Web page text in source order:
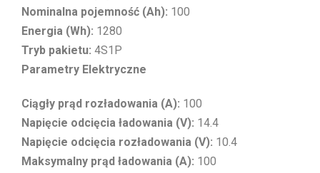
Nominalna pojemność (Ah): 100
Energia (Wh): 1280
Tryb pakietu: 4S1P
Parametry Elektryczne
Ciągły prąd rozładowania (A): 100
Napięcie odcięcia ładowania (V): 14.4
Napięcie odcięcia rozładowania (V): 10.4
Maksymalny prąd ładowania (A): 100